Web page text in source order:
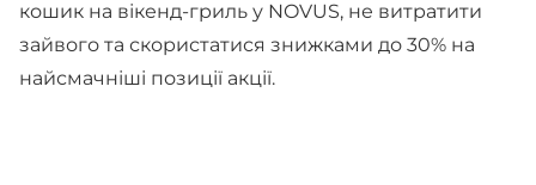
кошик на вікенд-гриль у NOVUS, не витратити
зайвого та скористатися знижками до 30% на
найсмачніші позиції акції.